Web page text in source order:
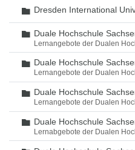
Ordner
Dresden International
Ordner
Duale Hochschule
Lernangebote der Dualen
Ordner
Duale Hochschule
Lernangebote der Dualen
Ordner
Duale Hochschule
Lernangebote der Dualen
Ordner
Duale Hochschule
Lernabgebote der Dualen